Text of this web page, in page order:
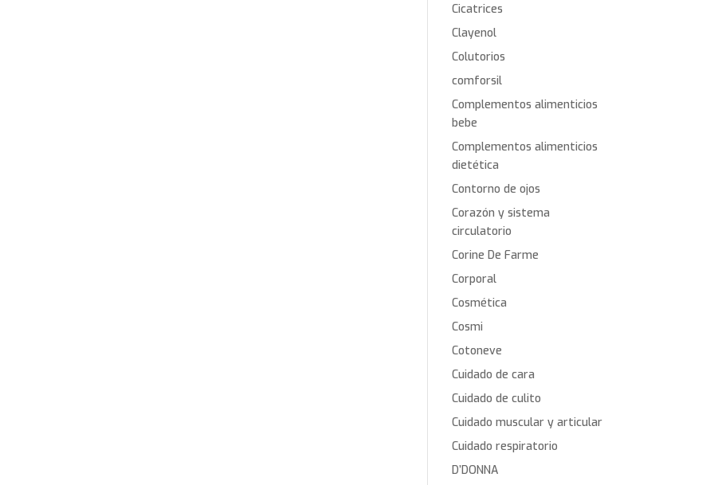
Cicatrices
Clayenol
Colutorios
comforsil
Complementos alimenticios
bebe
Complementos alimenticios
dietética
Contorno de ojos
Corazón y sistema
circulatorio
Corine De Farme
Corporal
Cosmética
Cosmi
Cotoneve
Cuidado de cara
Cuidado de culito
Cuidado muscular y articular
Cuidado respiratorio
D’DONNA